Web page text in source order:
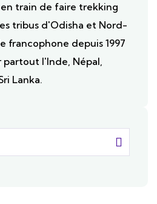
train de faire trekking
tribus d'Odisha et Nord-
francophone depuis 1997
partout l'Inde, Népal,
Lanka.